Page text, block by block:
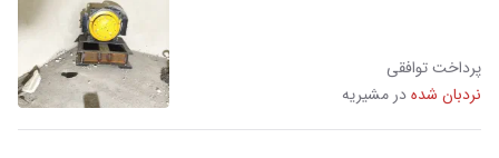
پرداخت توافقی
نردبان شدهدر مشیریه